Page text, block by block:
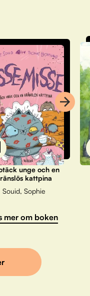
unge och en
kattpina
Souid, Sophie
mer om boken